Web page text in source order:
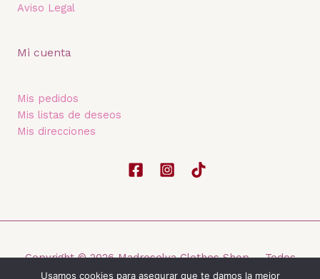
Aviso Legal
Mi cuenta
Mis pedidos
Mis listas de deseos
Mis direcciones
Copyright © 2026 Madreselva Clothes Shop - Todos
los derechos reservados
Usamos cookies para asegurar que te damos la mejor